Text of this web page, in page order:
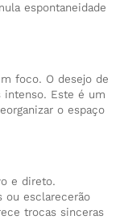
espontaneidade
foco. O desejo de
Este é um
o espaço
e direto.
ou esclarecerão
trocas sinceras